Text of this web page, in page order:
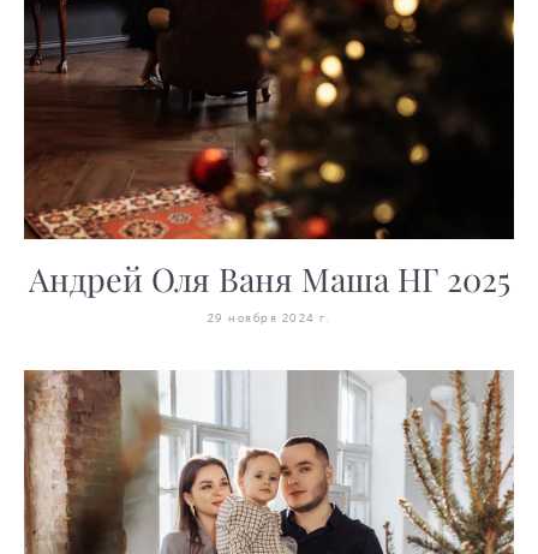
Андрей Оля Ваня Маша НГ 2025
29 ноября 2024 г.